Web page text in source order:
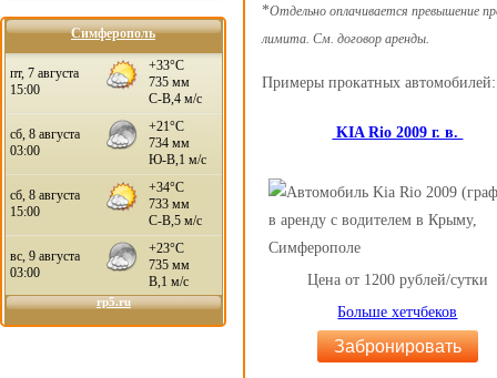
Симферополь
*Отдельно оплачивается превышение
лимита. См. договор аренды.
Примеры прокатных автомобилей:
KIA Rio 2009 г. в.
Цена от 1200 рублей/сутки
Больше хетчбеков
Забронировать